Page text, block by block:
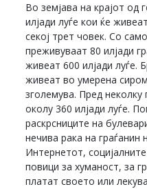
Во земјава на крајот од
илјади луѓе кои ќе
секој трет човек. Со
преживуваат 80 илјади
живеат 600 илјади луѓе.
живеат во умерена
зголемува. Пред неколку
околу 360 илјади луѓе.
раскрсниците на
нечива рака на граѓанин
Интернетот,
повици за хуманост, за
платат своето или